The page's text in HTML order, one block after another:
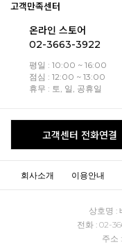
고객만족센터
온라인 스토어
02-3663-3922
평일 : 10:00 ~ 16:00
점심 : 12:00 ~ 13:00
휴무 : 토, 일, 공휴일
고객센터 전화연결
회사소개 이용안내
상호명 :
전화 : 02-
주소